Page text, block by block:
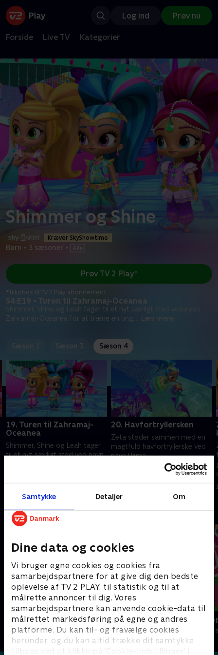
Samtykke Detaljer Om
Dine data og cookies
Vi bruger egne cookies og cookies fra
samarbejdspartnere for at give dig den bedste
oplevelse af TV 2 PLAY, til statistik og til at
målrette annoncer til dig. Vores
samarbejdspartnere kan anvende cookie-data til
målrettet markedsføring på egne og andres
platforme. Du kan til- og fravælge cookies
herunder, og du kan altid trække dit samtykke
tilbage ved at klikke på ’Cookie-indstillinger’ i
Log ind Prøv nu
Forside Live TV Kategorier
Shimmer og Shine
Kræver SkyShowtime
Børn • 3 sæsoner •
S4:E19 • Turen til Zahramaj-Oceanea
Shimmer, Shine og Leah tager til et nyt særligt sted ved navn
Zahramaj-Oceanea for at træne en ung
Læs mere
Prøv TV 2 Play*
*tilkøbes til TV 2 Play abonnement
Sæson 1 Sæson 3 Sæson 4
19. Turen til Zahramaj-
Oceanea
Shimmer, Shine og Leah tager
til et nyt særligt sted ved navn
hedder Arabella.
20. Havfortryllersken
Zeta støder sammen med en
magtfuld havfortryllerske ved
navn Uzma.
1. december 2024 • 21 min
Andre så også
Dino Deluxe
Børneserier • 1 sæsoner
My Little
Børneserier • 2